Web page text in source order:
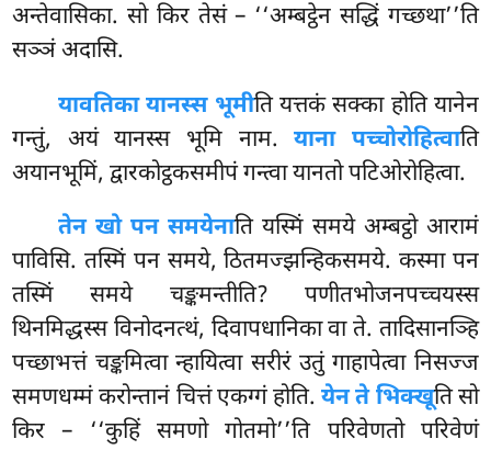
अन्तेवासिका. सो किर तेसं – ‘‘अम्बट्ठेन सद्धिं गच्छथा’’ति
सञ्ञं अदासि.
यावतिका यानस्स भूमीति यत्तकं सक्का होति यानेन
गन्तुं, अयं यानस्स भूमि नाम.याना पच्चोरोहित्वाति
अयानभूमिं, द्वारकोट्ठकसमीपं गन्त्वा यानतो पटिओरोहित्वा.
तेन खो पन समयेनाति यस्मिं समये अम्बट्ठो आरामं
पाविसि. तस्मिं पन समये, ठितमज्झन्हिकसमये. कस्मा पन
तस्मिं समये चङ्कमन्तीति? पणीतभोजनपच्चयस्स
थिनमिद्धस्स विनोदनत्थं, दिवापधानिका वा ते. तादिसानञ्हि
पच्छाभत्तं चङ्कमित्वा न्हायित्वा सरीरं उतुं गाहापेत्वा निसज्ज
समणधम्मं करोन्तानं चित्तं एकग्गं होति.येन ते भिक्खूति सो
किर – ‘‘कुहिं समणो गोतमो’’ति परिवेणतो परिवेणं